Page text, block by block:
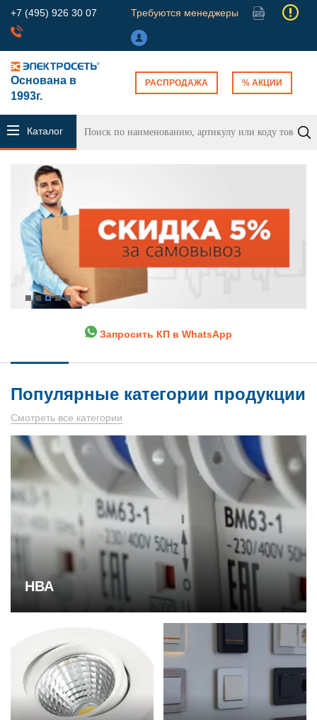
+7 (495) 926 30 07 Требуются менеджеры
Основана в
1993г.
РАСПРОДАЖА % АКЦИИ
Каталог
продукции
Запросить КП в WhatsApp
Популярные категории продукции
Смотреть все категории
НВА